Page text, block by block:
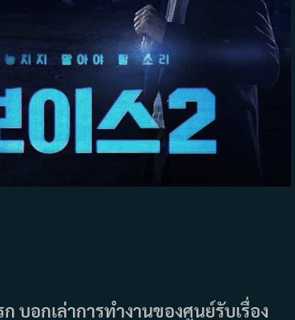
อกเล่าการทำงานของศูนย์รับเรื่อง